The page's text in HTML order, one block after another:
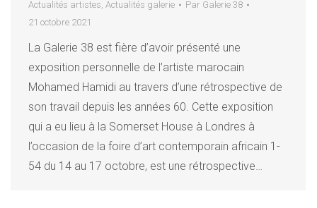
Actualités artistes, Actualités galerie Par Galerie 38
21 octobre 2021
La Galerie 38 est fière d’avoir présenté une
exposition personnelle de l’artiste marocain
Mohamed Hamidi au travers d’une rétrospective de
son travail depuis les années 60. Cette exposition
qui a eu lieu à la Somerset House à Londres à
l’occasion de la foire d’art contemporain africain 1-
54 du 14 au 17 octobre, est une rétrospective…